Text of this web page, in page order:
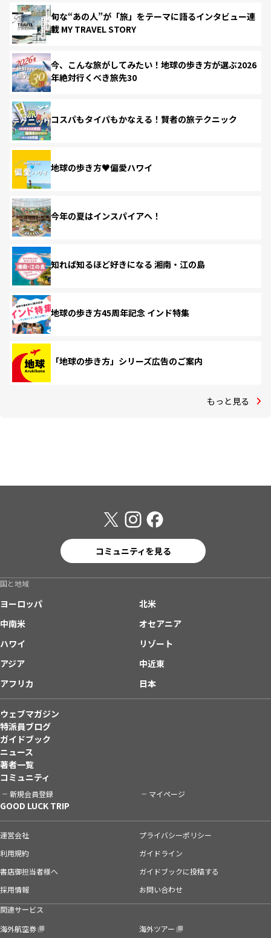
旬な“あの人”が「旅」をテーマに語るインタビュー連
載 MY TRAVEL STORY
今、こんな旅がしてみたい！地球の歩き方が選ぶ2026
年絶対行くべき旅先30
コスパもタイパもかなえる！賢者の旅テクニック
地球の歩き方♥偏愛ハワイ
今年の夏はインスパイアへ！
知れば知るほど好きになる 湘南・江の島
地球の歩き方45周年記念 インド特集
「地球の歩き方」シリーズ広告のご案内
もっと見る
コミュニティを見る
国と地域
ヨーロッパ
北米
中南米
オセアニア
ハワイ
リゾート
アジア
中近東
アフリカ
日本
ウェブマガジン
特派員ブログ
ガイドブック
ニュース
著者一覧
コミュニティ
新規会員登録 マイページ
GOOD LUCK TRIP
運営会社
プライバシーポリシー
利用規約
ガイドライン
書店御担当者様へ
ガイドブックに投稿する
採用情報
お問い合わせ
関連サービス
海外航空券
海外ツアー